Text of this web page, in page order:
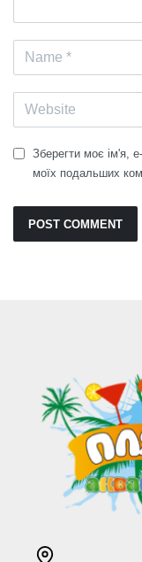
Зберегти моє ім'я,
моїх подальших